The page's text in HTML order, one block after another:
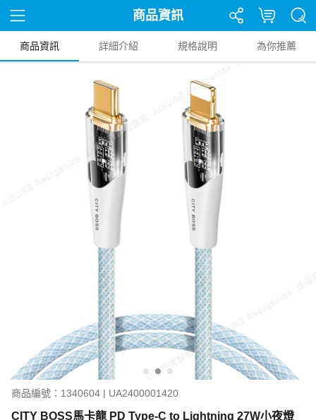
商品資訊
商品資訊 詳細介紹 規格說明 為你推薦
商品編號：1340604 | UA2400001420
CITY BOSS馬卡龍 PD Type-C to Lightning 27W小夜燈